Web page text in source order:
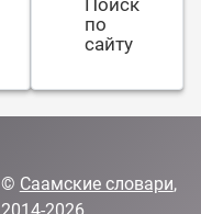
Поиск
по
сайту
© Саамские словари,